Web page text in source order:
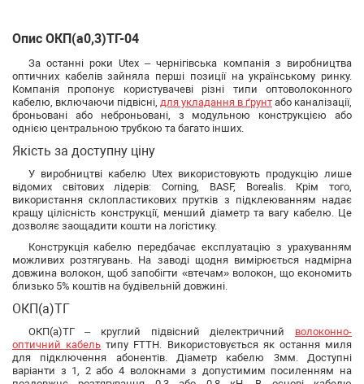
Опис ОКП(а0,3)ТГ-04
За останні роки Utex – чернігівська компанія з виробництва
оптичних кабелів зайняла перші позиції на українському ринку.
Компанія пропонує користувачеві різні типи оптоволоконного
кабелю, включаючи підвісні, для укладання в ґрунт або каналізації,
броньовані або неброньовані, з модульною конструкцією або
однією центральною трубкою та багато інших.
Якість за доступну ціну
У виробництві кабелю Utex використовують продукцію лише
відомих світових лідерів: Corning, BASF, Borealis. Крім того,
використання склопластикових прутків з підклеюванням надає
кращу цілісність конструкції, менший діаметр та вагу кабелю. Це
дозволяє заощадити кошти на логістику.
Конструкція кабелю передбачає експлуатацію з урахуванням
можливих розтягувань. На заводі щодня вимірюється надмірна
довжина волокон, щоб запобігти «втечам» волокон, що економить
близько 5% коштів на будівельній довжині.
ОКП(a)ТГ
ОКП(a)ТГ – круглий підвісний діелектричний волоконно-
оптичний кабель типу FTTH. Використовується як остання миля
для підключення абонентів. Діаметр кабелю 3мм. Доступні
варіанти з 1, 2 або 4 волокнами з допустимим посиленням на